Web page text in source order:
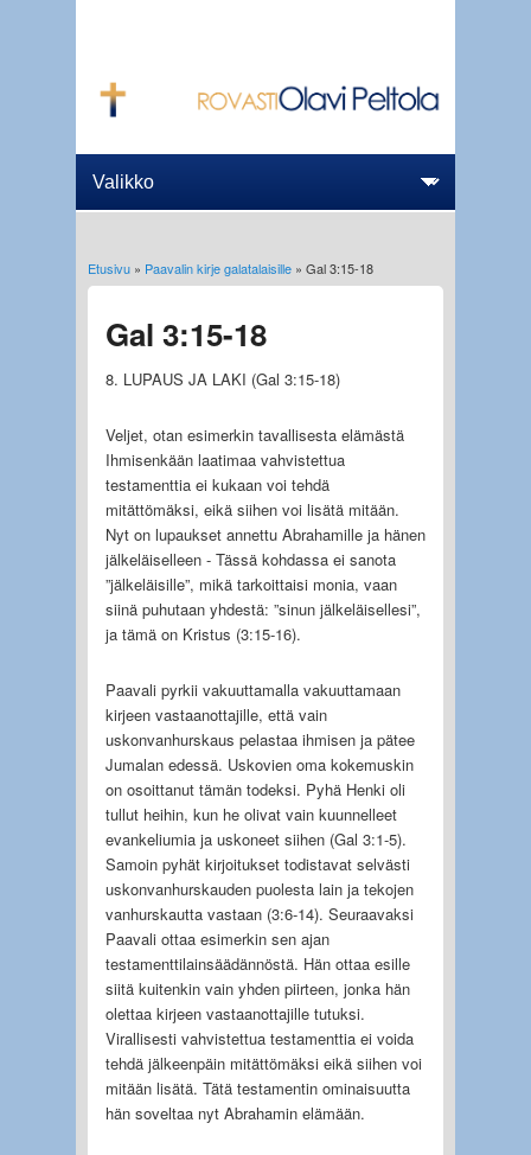
Olet täällä
Etusivu» Paavalin kirje galatalaisille» Gal 3:15-18
Gal 3:15-18
8. LUPAUS JA LAKI (Gal 3:15-18)
Veljet, otan esimerkin tavallisesta elämästä
Ihmisenkään laatimaa vahvistettua
testamenttia ei kukaan voi tehdä
mitättömäksi, eikä siihen voi lisätä mitään.
Nyt on lupaukset annettu Abrahamille ja hänen
jälkeläiselleen - Tässä kohdassa ei sanota
”jälkeläisille”, mikä tarkoittaisi monia, vaan
siinä puhutaan yhdestä: ”sinun jälkeläisellesi”,
ja tämä on Kristus (3:15-16).
Paavali pyrkii vakuuttamalla vakuuttamaan
kirjeen vastaanottajille, että vain
uskonvanhurskaus pelastaa ihmisen ja pätee
Jumalan edessä. Uskovien oma kokemuskin
on osoittanut tämän todeksi. Pyhä Henki oli
tullut heihin, kun he olivat vain kuunnelleet
evankeliumia ja uskoneet siihen (Gal 3:1-5).
Samoin pyhät kirjoitukset todistavat selvästi
uskonvanhurskauden puolesta lain ja tekojen
vanhurskautta vastaan (3:6-14). Seuraavaksi
Paavali ottaa esimerkin sen ajan
testamenttilainsäädännöstä. Hän ottaa esille
siitä kuitenkin vain yhden piirteen, jonka hän
olettaa kirjeen vastaanottajille tutuksi.
Virallisesti vahvistettua testamenttia ei voida
tehdä jälkeenpäin mitättömäksi eikä siihen voi
mitään lisätä. Tätä testamentin ominaisuutta
hän soveltaa nyt Abrahamin elämään.